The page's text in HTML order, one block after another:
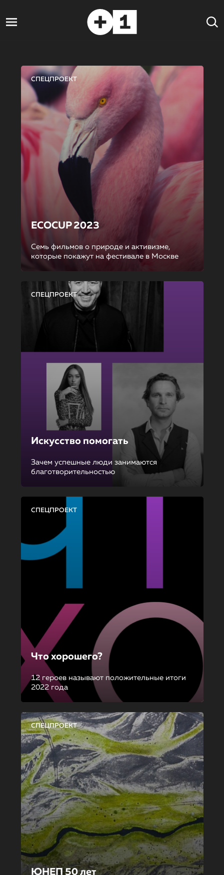
СПЕЦПРОЕКТ
ECOCUP 2023
Семь фильмов о природе и активизме,
которые покажут на фестивале в Москве
СПЕЦПРОЕКТ
Искусство помогать
Зачем успешные люди занимаются
благотворительностью
СПЕЦПРОЕКТ
Что хорошего?
12 героев называют положительные итоги
2022 года
СПЕЦПРОЕКТ
ЮНЕП 50 лет